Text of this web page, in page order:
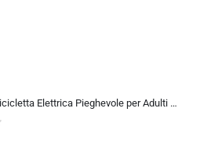
Miyazaki Bicicletta Elettrica Pieghevole per Adulti – Ebike con Motore Brushless – Batteria Rimovibile 48V 14Ah – Bicicletta